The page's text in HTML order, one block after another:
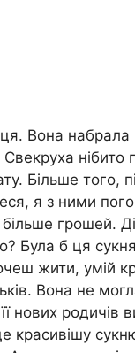
Вона
нібито
Більше того,
я з ними
грошей.
Була б ця
жити, умій
Вона не
нових